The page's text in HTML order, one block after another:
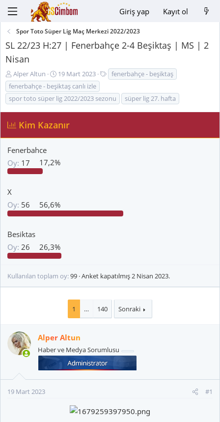
Giriş yap Kayıt ol
Spor Toto Süper Lig Maç Merkezi 2022/2023
SL 22/23 H:27 | Fenerbahçe 2-4 Beşiktaş | MS | 2
Nisan
K
o
n
u
y
u
ş
l
a
Alper Altun
B
a
ş
l
a
n
t
h
i
19 Mart 2023
t
i
k
e
fenerbahçe - beşiktaş
fenerbahçe - beşiktaş canlı izle
spor toto süper lig 2022/2023 sezonu
süper lig 27. hafta
Kim Kazanır
Fenerbahce
Oy: 17 17,2%
X
Oy: 56 56,6%
Besiktas
Oy: 26 26,3%
Kullanılan toplam oy 99 Anket kapatılmış2 Nisan 2023.
1 … 140 Sonraki
Alper Altun
Haber ve Medya Sorumlusu
19 Mart 2023 #1